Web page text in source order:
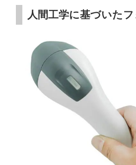
人間工学に基づいた